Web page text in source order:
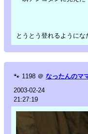
とうとう登れるようにな
🐾 1198 ＠ なったんのマ
2003-02-24
21:27:19